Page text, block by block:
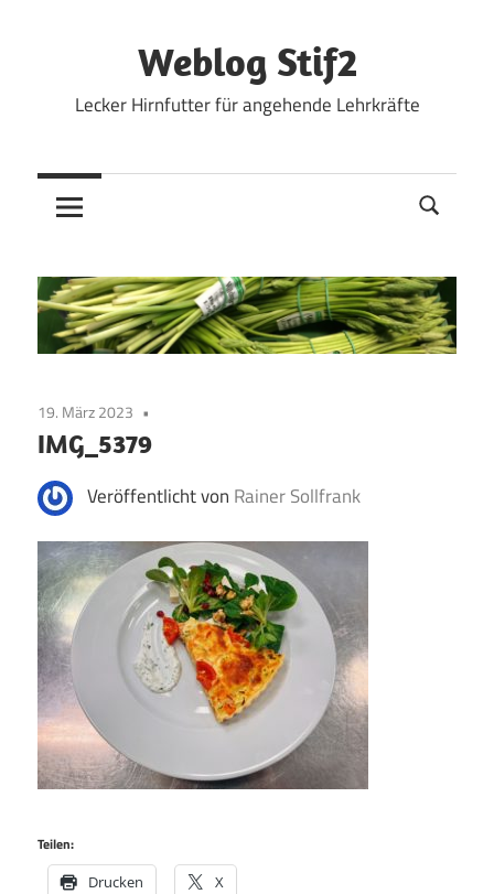
Weblog Stif2
Lecker Hirnfutter für angehende Lehrkräfte
19. März 2023
IMG_5379
Veröffentlicht von Rainer Sollfrank
Teilen:
Drucken X